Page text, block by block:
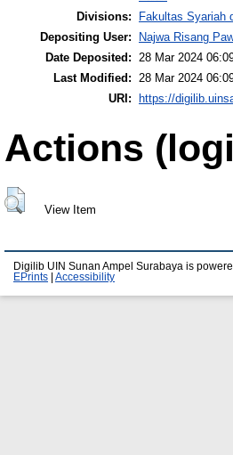
Divisions:
Fakultas Syariah
Depositing User:
Najwa Risang
Date Deposited:
28 Mar 2024
Last Modified:
28 Mar 2024
URI:
https://
Actions
View Item
Digilib UIN Sunan Ampel Surabaya is
EPrints
Accessibility